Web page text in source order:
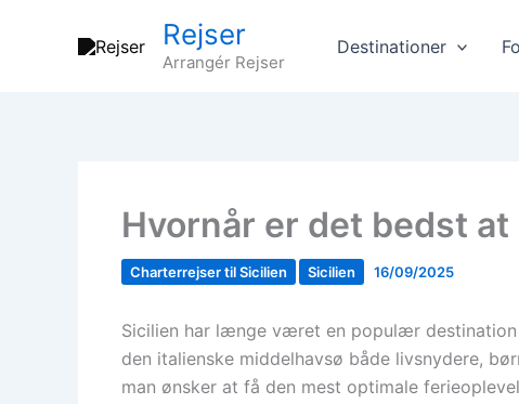
Rejser
Arrangér Rejser
Destinationer
Hvornår er det bedst
Charterrejser til Sicilien Sicilien 16/09/2025
Sicilien har længe været en populær
den italienske middelhavsø både livsnydere,
man ønsker at få den mest optimale